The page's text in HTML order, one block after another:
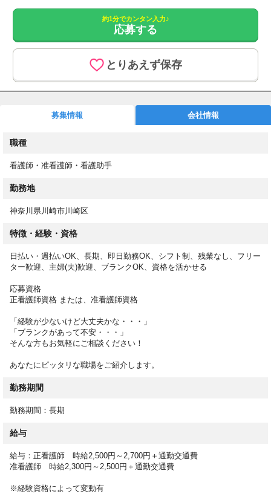
1. 応募フォームからご応募
2. もしくはお電話にてお問い合わせください。
あなたのスキルを必要としている職場があります！
最短3日でお仕事開始！
高収入&働きやすさ重視のお仕事探し
週2日～/平日のみOK/日勤のみ/残業なし/即日勤務OK
介護施設やクリニックでの看護業務
※介護と看護のお仕事は分かれています。
具体的には・・・
・入居者の健康管理やバイタルチェック
・医師の指示による医療行為、受診の付き添い
など
ミスマッチのない転職を実現するために、サポートいたします。
とりあえず保存
約1分でカンタン入力♪
応募する
募集情報 会社情報
職種
看護師・准看護師・看護助手
勤務地
神奈川県川崎市川崎区
特徴・経験・資格
日払い・週払いOK、長期、即日勤務OK、シフト制、残業なし、フリー
ター歓迎、主婦(夫)歓迎、ブランクOK、資格を活かせる
応募資格
正看護師資格 または、准看護師資格
「経験が少ないけど大丈夫かな・・・」
「ブランクがあって不安・・・」
そんな方もお気軽にご相談ください！
あなたにピッタリな職場をご紹介します。
勤務期間
勤務期間：長期
給与
給与：正看護師 時給2,500円～2,700円＋通勤交通費
准看護師 時給2,300円～2,500円＋通勤交通費
※経験資格によって変動有